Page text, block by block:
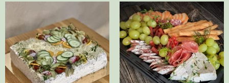
kuni
73,50 €
tootel
on
mitu
varianti.
Valikuid
saab